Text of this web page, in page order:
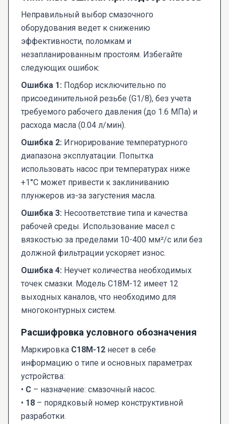
Неправильный выбор смазочного
оборудования ведет к снижению
эффективности, поломкам и
незапланированным простоям. Избегайте
следующих ошибок:
Ошибка 1: Подбор исключительно по
присоединительной резьбе (G1/8), без учета
требуемого рабочего давления (до 1.6 МПа) и
расхода масла (0.04 л/мин).
Ошибка 2: Игнорирование температурного
диапазона эксплуатации. Попытка
использовать насос при температурах ниже
+1°С может привести к заклиниванию
плунжеров из-за загустения масла.
Ошибка 3: Несоответствие типа и качества
рабочей среды. Использование масел с
вязкостью за пределами 10-400 мм²/с или без
должной фильтрации ускоряет износ.
Ошибка 4: Неучет количества необходимых
точек смазки. Модель С18М-12 имеет 12
выходных каналов, что необходимо для
многоконтурных систем.
Расшифровка условного обозначения
Маркировка С18М-12 несет в себе
информацию о типе и основных параметрах
устройства:
• С – назначение: смазочный насос.
• 18 – порядковый номер конструктивной
разработки.